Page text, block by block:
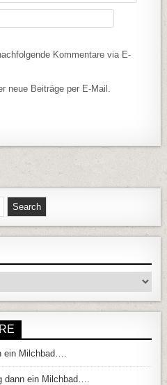
Kommentare via E-
neue Beiträge per E-Mail.
ein Milchbad….
dann ein Milchbad….